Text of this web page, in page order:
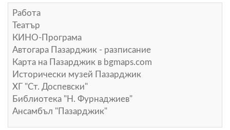
Работа
Театър
КИНО-Програма
Автогара Пазарджик - разписание
Карта на Пазарджик в bgmaps.com
Исторически музей Пазарджик
ХГ "Ст. Доспевски"
Библиотека "Н. Фурнаджиев"
Ансамбъл "Пазарджик"